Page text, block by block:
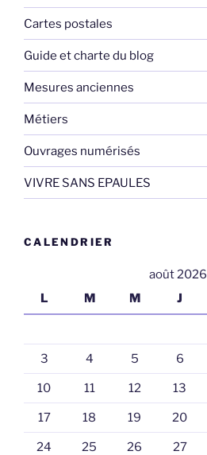
Cartes postales
Guide et charte du blog
Mesures anciennes
Métiers
Ouvrages numérisés
VIVRE SANS EPAULES
CALENDRIER
août 2026
L
M M J
3 4 5 6
10 11 12 13
17 18 19 20
24 25 26 27